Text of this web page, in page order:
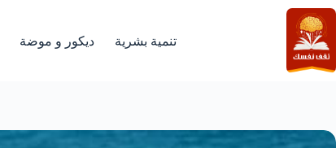
التجاوز
إلى
المحتوى
تنمية بشرية ديكور و موضة